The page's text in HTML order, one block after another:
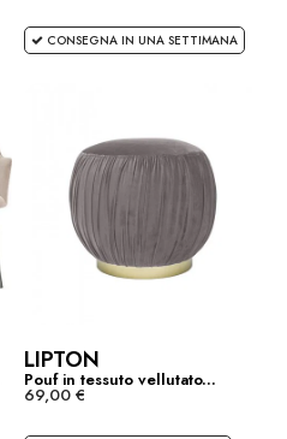
CONSEGNA IN UNA SETTIMANA
LIPTON
Pouf in tessuto vellutato...
69,00 €